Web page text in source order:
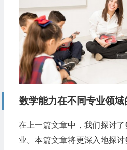
数学能力在不同专业领域
在上一篇文章中，我们探讨
业。本篇文章将更深入地探